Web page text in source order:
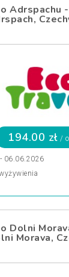
Adrspachu
194.00 zł /
06.06.2026
Dolni
Morava,